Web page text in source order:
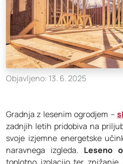
Objavljeno: 13. 6. 2025
Gradnja z lesenim ogrodjem –
zadnjih letih pridobiva na
svoje izjemne energetske
naravnega izgleda. Leseno